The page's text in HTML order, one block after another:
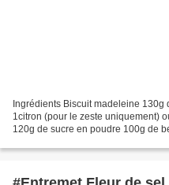
Ingrédients Biscuit madeleine
1citron (pour le zeste uniquement)
120g de sucre en poudre 100g de